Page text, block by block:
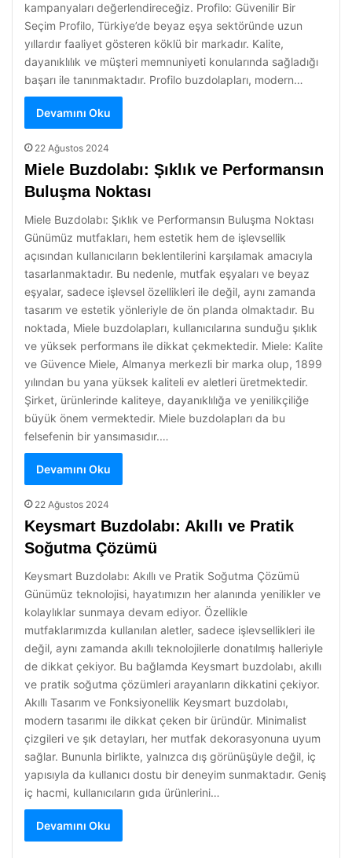
kampanyaları değerlendireceğiz. Profilo: Güvenilir Bir
Seçim Profilo, Türkiye’de beyaz eşya sektöründe uzun
yıllardır faaliyet gösteren köklü bir markadır. Kalite,
dayanıklılık ve müşteri memnuniyeti konularında sağladığı
başarı ile tanınmaktadır. Profilo buzdolapları, modern…
Devamını Oku
22 Ağustos 2024
Miele Buzdolabı: Şıklık ve Performansın
Buluşma Noktası
Miele Buzdolabı: Şıklık ve Performansın Buluşma Noktası
Günümüz mutfakları, hem estetik hem de işlevsellik
açısından kullanıcıların beklentilerini karşılamak amacıyla
tasarlanmaktadır. Bu nedenle, mutfak eşyaları ve beyaz
eşyalar, sadece işlevsel özellikleri ile değil, aynı zamanda
tasarım ve estetik yönleriyle de ön planda olmaktadır. Bu
noktada, Miele buzdolapları, kullanıcılarına sunduğu şıklık
ve yüksek performans ile dikkat çekmektedir. Miele: Kalite
ve Güvence Miele, Almanya merkezli bir marka olup, 1899
yılından bu yana yüksek kaliteli ev aletleri üretmektedir.
Şirket, ürünlerinde kaliteye, dayanıklılığa ve yenilikçiliğe
büyük önem vermektedir. Miele buzdolapları da bu
felsefenin bir yansımasıdır.…
Devamını Oku
22 Ağustos 2024
Keysmart Buzdolabı: Akıllı ve Pratik
Soğutma Çözümü
Keysmart Buzdolabı: Akıllı ve Pratik Soğutma Çözümü
Günümüz teknolojisi, hayatımızın her alanında yenilikler ve
kolaylıklar sunmaya devam ediyor. Özellikle
mutfaklarımızda kullanılan aletler, sadece işlevsellikleri ile
değil, aynı zamanda akıllı teknolojilerle donatılmış halleriyle
de dikkat çekiyor. Bu bağlamda Keysmart buzdolabı, akıllı
ve pratik soğutma çözümleri arayanların dikkatini çekiyor.
Akıllı Tasarım ve Fonksiyonellik Keysmart buzdolabı,
modern tasarımı ile dikkat çeken bir üründür. Minimalist
çizgileri ve şık detayları, her mutfak dekorasyonuna uyum
sağlar. Bununla birlikte, yalnızca dış görünüşüyle değil, iç
yapısıyla da kullanıcı dostu bir deneyim sunmaktadır. Geniş
iç hacmi, kullanıcıların gıda ürünlerini…
Devamını Oku